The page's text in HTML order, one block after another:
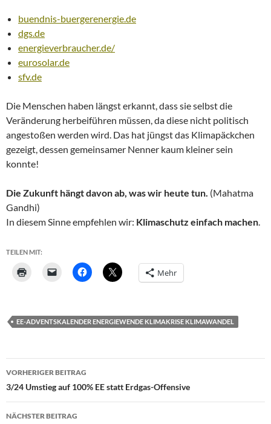
buendnis-buergerenergie.de
dgs.de
energieverbraucher.de/
eurosolar.de
sfv.de
Die Menschen haben längst erkannt, dass sie selbst die
Veränderung herbeiführen müssen, da diese nicht politisch
angestoßen werden wird. Das hat jüngst das Klimapäckchen
gezeigt, dessen gemeinsamer Nenner kaum kleiner sein
konnte!
Die Zukunft hängt davon ab, was wir heute tun. (Mahatma
Gandhi)
In diesem Sinne empfehlen wir: Klimaschutz einfach machen.
TEILEN MIT:
Mehr
EE-ADVENTSKALENDER ENERGIEWENDE KLIMAKRISE KLIMAWANDEL
Beitragsnavigation
VORHERIGER BEITRAG
3/24 Umstieg auf 100% EE statt Erdgas-Offensive
NÄCHSTER BEITRAG